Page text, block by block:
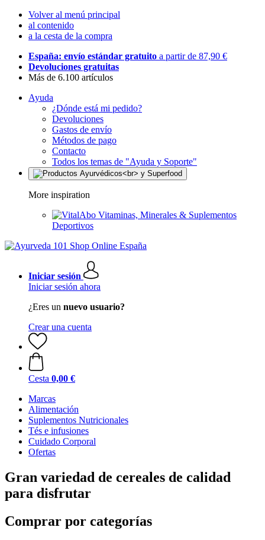
Volver al menú principal
al contenido
a la cesta de la compra
España: envío estándar gratuito a partir de 87,90 €
Devoluciones gratuitas
Más de 6.100 artículos
Ayuda
¿Dónde está mi pedido?
Devoluciones
Gastos de envío
Métodos de pago
Contacto
Todos los temas de "Ayuda y Soporte"
More inspiration
Vitaminas, Minerales & Suplementos
Deportivos
Iniciar sesión
Iniciar sesión ahora
¿Eres un nuevo usuario?
Crear una cuenta
Cesta 0,00 €
Marcas
Alimentación
Suplementos Nutricionales
Tés e infusiones
Cuidado Corporal
Ofertas
Gran variedad de cereales de calidad
para disfrutar
Comprar por categorías